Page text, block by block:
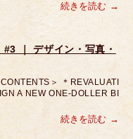
続きを読む
｜ デザイン・写真・
＞ ＊REVALUATI
A NEW ONE-DOLLER BI
続きを読む